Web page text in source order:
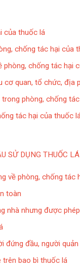
của thuốc lá
chống tác hại của
phòng, chống tác hại
cơ quan, tổ chức,
phòng, chống
tác hại của thuốc
SỬ DỤNG THUỐC LÁ
về phòng, chống tác
toàn
nhà nhưng được
đứng đầu, người
trên bao bì thuốc lá